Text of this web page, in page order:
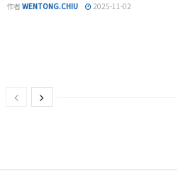
作者WENTONG.CHIU 2025-11-02